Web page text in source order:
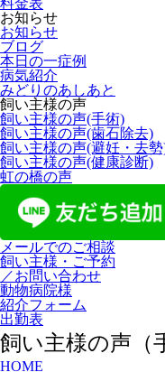
料金表
お知らせ
お知らせ
ブログ
本日の一症例
病気紹介
みどりのあしあと
飼い主様の声
飼い主様の声(手術)
飼い主様の声(歯石除去)
飼い主様の声(避妊・去
飼い主様の声(健康診断)
虹の橋の声
メールでのご相談
飼い主様・ご予約
／お問い合わせ
動物病院様
紹介フォーム
出勤表
飼い主様の声（
HOME